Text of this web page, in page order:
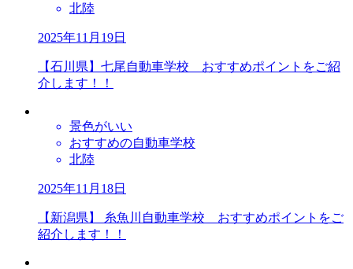
北陸
2025年11月19日
【石川県】七尾自動車学校 おすすめポイントをご紹
介します！！
景色がいい
おすすめの自動車学校
北陸
2025年11月18日
【新潟県】 糸魚川自動車学校 おすすめポイントをご
紹介します！！